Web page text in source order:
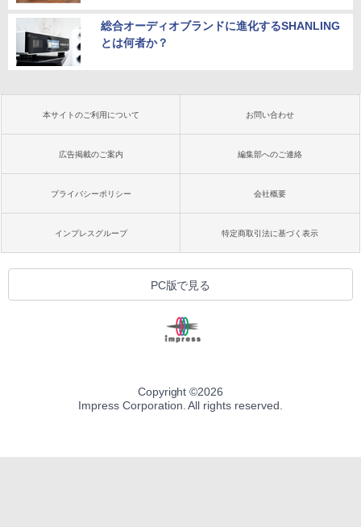
総合オーディオブランドに進化するSHANLING
とは何者か？
本サイトのご利用について お問い合わせ
広告掲載のご案内 編集部へのご連絡
プライバシーポリシー 会社概要
インプレスグループ 特定商取引法に基づく表示
PC版で見る
Copyright ©2026
Impress Corporation. All rights reserved.